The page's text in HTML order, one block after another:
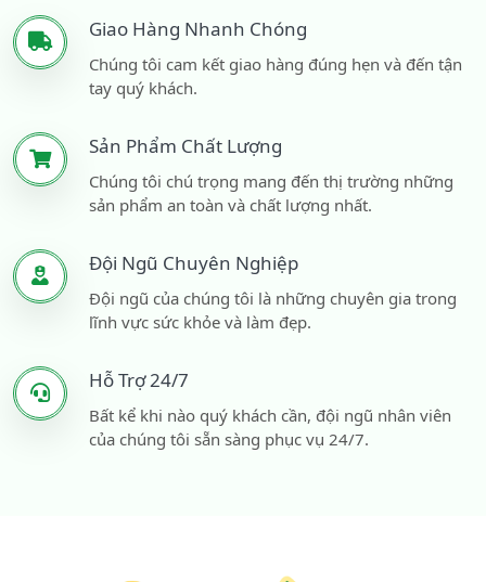
Giao Hàng Nhanh Chóng
Chúng tôi cam kết giao hàng đúng hẹn và đến tận
tay quý khách.
Sản Phẩm Chất Lượng
Chúng tôi chú trọng mang đến thị trường những
sản phẩm an toàn và chất lượng nhất.
Đội Ngũ Chuyên Nghiệp
Đội ngũ của chúng tôi là những chuyên gia trong
lĩnh vực sức khỏe và làm đẹp.
Hỗ Trợ 24/7
Bất kể khi nào quý khách cần, đội ngũ nhân viên
của chúng tôi sẵn sàng phục vụ 24/7.